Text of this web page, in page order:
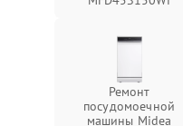
Ремонт
посудомоечной
машины Midea